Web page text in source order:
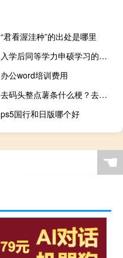
“君看渥洼种”的出处是哪里
入学后同等学力申硕学习的课程质量没有问题吗
办公word培训费用
去码头整点薯条什么梗？去码头整点薯条是什么意思什么梗
ps5国行和日版哪个好
☚